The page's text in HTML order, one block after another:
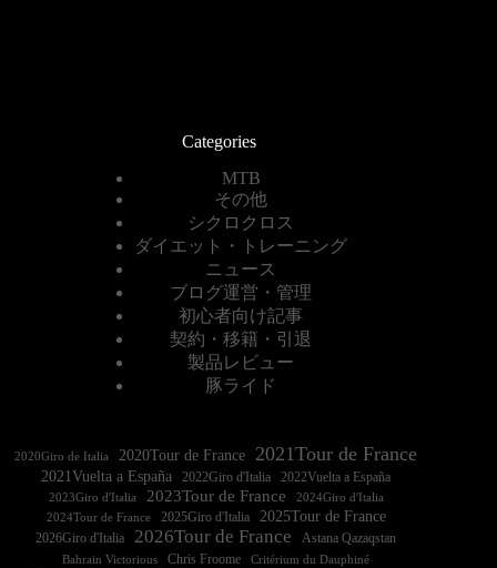
Categories
MTB
その他
シクロクロス
ダイエット・トレーニング
ニュース
ブログ運営・管理
初心者向け記事
契約・移籍・引退
製品レビュー
豚ライド
2020Giro de Italia 2020Tour de France 2021Tour de France
2021Vuelta a España 2022Vuelta a España
2023Giro d'Italia 2023Tour de France
2024Tour de France
2025Giro d'Italia 2025Tour de France
2026Giro d'Italia 2026Tour de France Astana Qazaqstan
Bahrain Victorious Chris Froome Critérium du Dauphiné